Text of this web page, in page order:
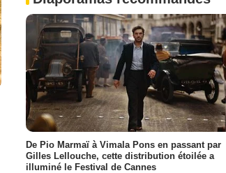
De Pio Marmaï à Vimala Pons en passant par
Gilles Lellouche, cette distribution étoilée a
illuminé le Festival de Cannes